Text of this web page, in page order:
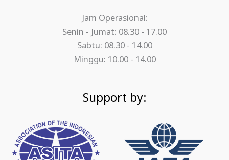
Jam Operasional:
Senin - Jumat: 08.30 - 17.00
Sabtu: 08.30 - 14.00
Minggu: 10.00 - 14.00
Support by: